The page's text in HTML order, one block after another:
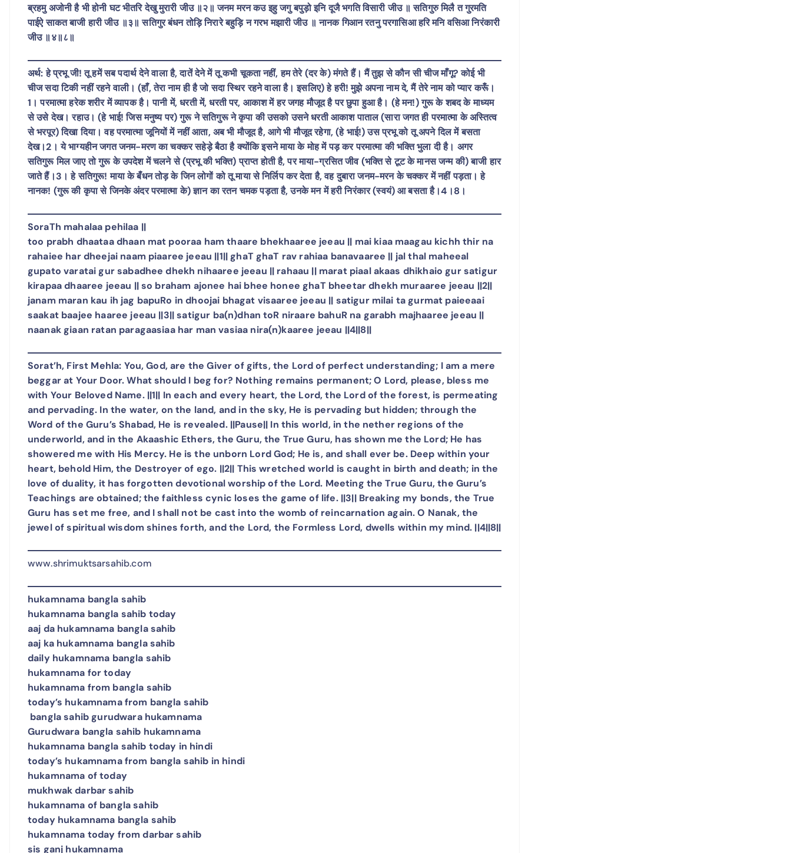
ब्रहमु अजोनी है भी होनी घट भीतरि देखु मुरारी जीउ ॥२॥ जनम मरन कउ इहु जगु बपुड़ो इनि दूजै भगति विसारी जीउ ॥ सतिगुरु मिलै त गुरमति
पाईऐ साकत बाजी हारी जीउ ॥३॥ सतिगुर बंधन तोड़ि निरारे बहुड़ि न गरभ मझारी जीउ ॥ नानक गिआन रतनु परगासिआ हरि मनि वसिआ निरंकारी
जीउ ॥४॥८॥
अर्थ: हे प्रभू जी! तू हमें सब पदार्थ देने वाला है, दातें देने में तू कभी चूकता नहीं, हम तेरे (दर के) मंगते हैं। मैं तुझ से कौन सी चीज माँगू? कोई भी
चीज सदा टिकी नहीं रहने वाली। (हाँ, तेरा नाम ही है जो सदा स्थिर रहने वाला है। इसलिए) हे हरी! मुझे अपना नाम दे, मैं तेरे नाम को प्यार करूँ।
1। परमात्मा हरेक शरीर में व्यापक है। पानी में, धरती में, धरती पर, आकाश में हर जगह मौजूद है पर छुपा हुआ है। (हे मन!) गुरू के शबद के माध्यम
से उसे देख। रहाउ। (हे भाई! जिस मनुष्य पर) गुरू ने सतिगुरू ने कृपा की उसको उसने धरती आकाश पाताल (सारा जगत ही परमात्मा के अस्तित्व
से भरपूर) दिखा दिया। वह परमात्मा जूनियों में नहीं आता, अब भी मौजूद है, आगे भी मौजूद रहेगा, (हे भाई!) उस प्रभू को तू अपने दिल में बसता
देख।2। ये भाग्यहीन जगत जनम-मरण का चक्कर सहेड़े बैठा है क्योंकि इसने माया के मोह में पड़ कर परमात्मा की भक्ति भुला दी है। अगर
सतिगुरू मिल जाए तो गुरू के उपदेश में चलने से (प्रभू की भक्ति) प्राप्त होती है, पर माया-ग्रसित जीव (भक्ति से टूट के मानस जन्म की) बाजी हार
जाते हैं।3। हे सतिगुरू! माया के बँधन तोड़ के जिन लोगों को तू माया से निर्लिप कर देता है, वह दुबारा जनम-मरन के चक्कर में नहीं पड़ता। हे
नानक! (गुरू की कृपा से जिनके अंदर परमात्मा के) ज्ञान का रतन चमक पड़ता है, उनके मन में हरी निरंकार (स्वयं) आ बसता है।4।8।
SoraTh mahalaa pehilaa ||
too prabh dhaataa dhaan mat pooraa ham thaare bhekhaaree jeeau || mai kiaa maagau kichh thir na
rahaiee har dheejai naam piaaree jeeau ||1|| ghaT ghaT rav rahiaa banavaaree || jal thal maheeal
gupato varatai gur sabadhee dhekh nihaaree jeeau || rahaau || marat piaal akaas dhikhaio gur satigur
kirapaa dhaaree jeeau || so braham ajonee hai bhee honee ghaT bheetar dhekh muraaree jeeau ||2||
janam maran kau ih jag bapuRo in dhoojai bhagat visaaree jeeau || satigur milai ta gurmat paieeaai
saakat baajee haaree jeeau ||3|| satigur ba(n)dhan toR niraare bahuR na garabh majhaaree jeeau ||
naanak giaan ratan paragaasiaa har man vasiaa nira(n)kaaree jeeau ||4||8||
Sorat’h, First Mehla: You, God, are the Giver of gifts, the Lord of perfect understanding; I am a mere
beggar at Your Door. What should I beg for? Nothing remains permanent; O Lord, please, bless me
with Your Beloved Name. ||1|| In each and every heart, the Lord, the Lord of the forest, is permeating
and pervading. In the water, on the land, and in the sky, He is pervading but hidden; through the
Word of the Guru’s Shabad, He is revealed. ||Pause|| In this world, in the nether regions of the
underworld, and in the Akaashic Ethers, the Guru, the True Guru, has shown me the Lord; He has
showered me with His Mercy. He is the unborn Lord God; He is, and shall ever be. Deep within your
heart, behold Him, the Destroyer of ego. ||2|| This wretched world is caught in birth and death; in the
love of duality, it has forgotten devotional worship of the Lord. Meeting the True Guru, the Guru’s
Teachings are obtained; the faithless cynic loses the game of life. ||3|| Breaking my bonds, the True
Guru has set me free, and I shall not be cast into the womb of reincarnation again. O Nanak, the
jewel of spiritual wisdom shines forth, and the Lord, the Formless Lord, dwells within my mind. ||4||8||
www.shrimuktsarsahib.com
hukamnama bangla sahib
hukamnama bangla sahib today
aaj da hukamnama bangla sahib
aaj ka hukamnama bangla sahib
daily hukamnama bangla sahib
hukamnama for today
hukamnama from bangla sahib
today’s hukamnama from bangla sahib
bangla sahib gurudwara hukamnama
Gurudwara bangla sahib hukamnama
hukamnama bangla sahib today in hindi
today’s hukamnama from bangla sahib in hindi
hukamnama of today
mukhwak darbar sahib
hukamnama of bangla sahib
today hukamnama bangla sahib
hukamnama today from darbar sahib
sis ganj hukamnama